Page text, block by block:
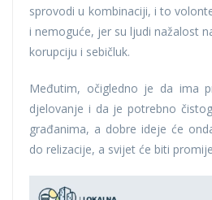
sprovodi u kombinaciji, i to
i nemoguće, jer su ljudi nažalost
korupciju i sebičluk.
Međutim, očigledno je da ima
djelovanje i da je potrebno
građanima, a dobre ideje će
do relizacije, a svijet će biti